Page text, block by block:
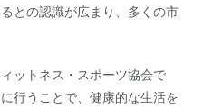
との認識が広まり、多くの市
ットネス・スポーツ協会で
行うことで、健康的な生活を